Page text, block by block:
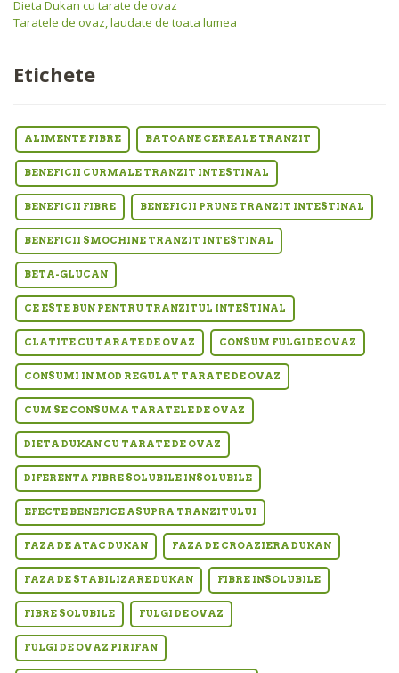
Dieta Dukan cu tarate de ovaz
Taratele de ovaz, laudate de toata lumea
Etichete
ALIMENTE FIBRE BATOANE CEREALE TRANZIT
BENEFICII CURMALE TRANZIT INTESTINAL
BENEFICII FIBRE BENEFICII PRUNE TRANZIT INTESTINAL
BENEFICII SMOCHINE TRANZIT INTESTINAL
BETA-GLUCAN
CE ESTE BUN PENTRU TRANZITUL INTESTINAL
CLATITE CU TARATE DE OVAZ CONSUM FULGI DE OVAZ
CONSUMI IN MOD REGULAT TARATE DE OVAZ
CUM SE CONSUMA TARATELE DE OVAZ
DIETA DUKAN CU TARATE DE OVAZ
DIFERENTA FIBRE SOLUBILE INSOLUBILE
EFECTE BENEFICE ASUPRA TRANZITULUI
FAZA DE ATAC DUKAN FAZA DE CROAZIERA DUKAN
FAZA DE STABILIZARE DUKAN FIBRE INSOLUBILE
FIBRE SOLUBILE FULGI DE OVAZ
FULGI DE OVAZ PIRIFAN